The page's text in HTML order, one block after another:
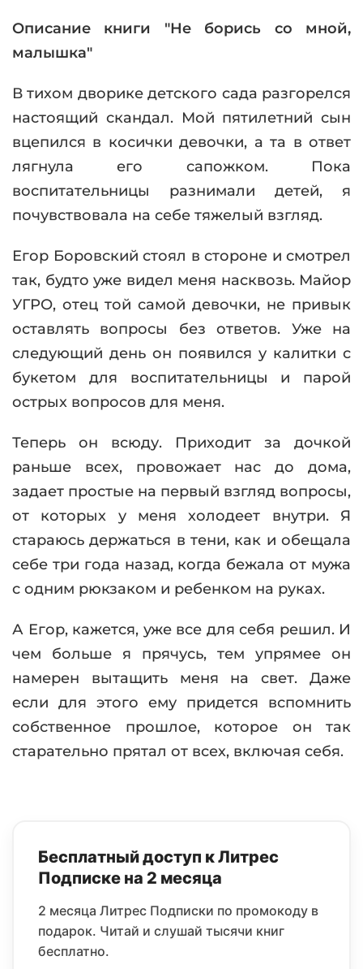
Описание книги "Не борись со мной,
малышка"
В тихом дворике детского сада разгорелся
настоящий скандал. Мой пятилетний сын
вцепился в косички девочки, а та в ответ
лягнула его сапожком. Пока
воспитательницы разнимали детей, я
почувствовала на себе тяжелый взгляд.
Егор Боровский стоял в стороне и смотрел
так, будто уже видел меня насквозь. Майор
УГРО, отец той самой девочки, не привык
оставлять вопросы без ответов. Уже на
следующий день он появился у калитки с
букетом для воспитательницы и парой
острых вопросов для меня.
Теперь он всюду. Приходит за дочкой
раньше всех, провожает нас до дома,
задает простые на первый взгляд вопросы,
от которых у меня холодеет внутри. Я
стараюсь держаться в тени, как и обещала
себе три года назад, когда бежала от мужа
с одним рюкзаком и ребенком на руках.
А Егор, кажется, уже все для себя решил. И
чем больше я прячусь, тем упрямее он
намерен вытащить меня на свет. Даже
если для этого ему придется вспомнить
собственное прошлое, которое он так
старательно прятал от всех, включая себя.
Бесплатный доступ к Литрес
Подписке на 2 месяца
2 месяца Литрес Подписки по промокоду в
подарок. Читай и слушай тысячи книг
бесплатно.